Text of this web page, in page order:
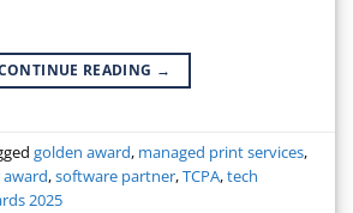
READING →
golden award, managed print services,
award,software partner,TCPA,tech
2025